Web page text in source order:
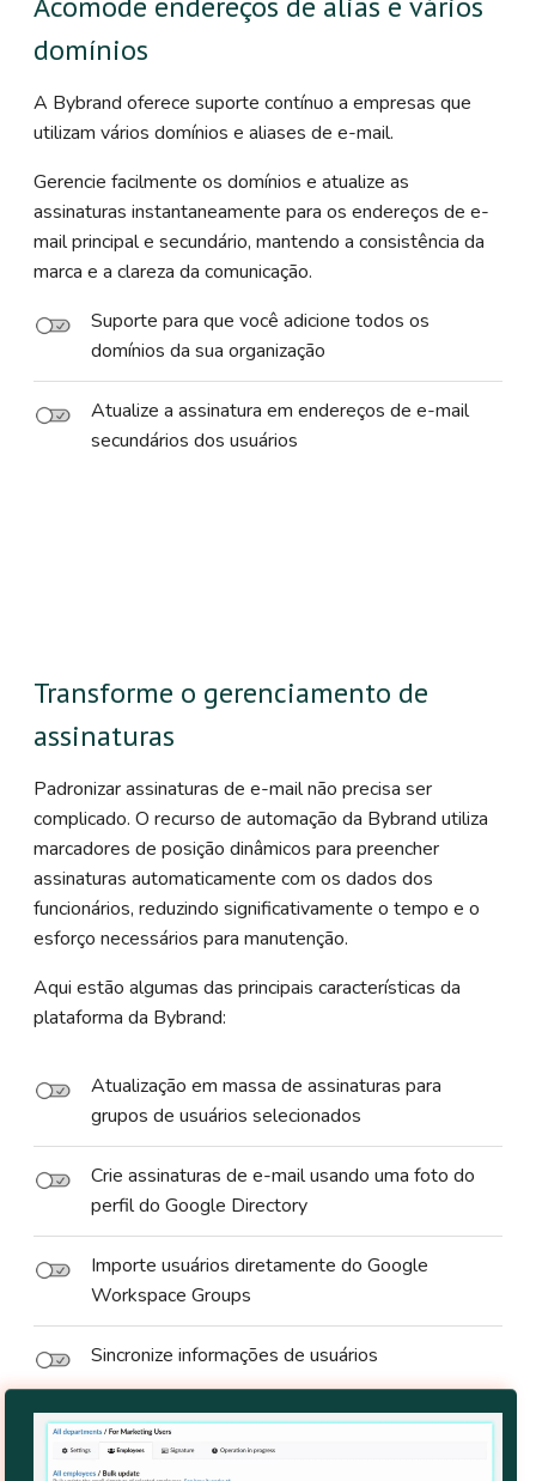
domínios
A Bybrand oferece suporte contínuo a empresas que
utilizam vários domínios e aliases de e-mail.
Gerencie facilmente os domínios e atualize as
assinaturas instantaneamente para os endereços de e-
mail principal e secundário, mantendo a consistência da
marca e a clareza da comunicação.
Suporte para que você adicione todos os
domínios da sua organização
Atualize a assinatura em endereços de e-mail
secundários dos usuários
Transforme o gerenciamento de
assinaturas
Padronizar assinaturas de e-mail não precisa ser
complicado. O recurso de automação da Bybrand utiliza
marcadores de posição dinâmicos para preencher
assinaturas automaticamente com os dados dos
funcionários, reduzindo significativamente o tempo e o
esforço necessários para manutenção.
Aqui estão algumas das principais características da
plataforma da Bybrand:
Atualização em massa de assinaturas para
grupos de usuários selecionados
Crie assinaturas de e-mail usando uma foto do
perfil do Google Directory
Importe usuários diretamente do Google
Workspace Groups
Sincronize informações de usuários